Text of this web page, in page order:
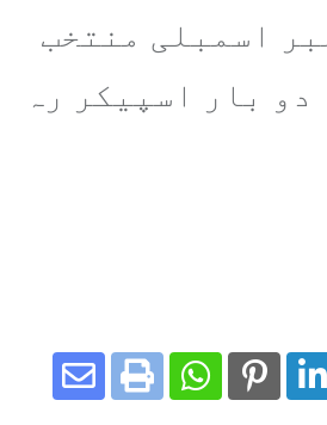
اسمبلی منتخب
دو بار اسپیکر رہ
LinkedIn
Pinterest
Whatsapp
Print